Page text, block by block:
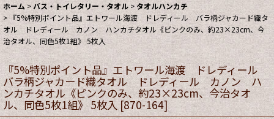
ホーム > バス・トイレタリー・タオル >タオルハンカチ
> 『5%特別ポイント品』エトワール海渡 ドレディール バラ柄ジャカード織タ
オル ドレディール カノン ハンカチタオル《ピンクのみ、約23×23cm、今
治タオル、同色5枚1組》 5枚入
『5%特別ポイント品』エトワール海渡 ドレディール
バラ柄ジャカード織タオル ドレディール カノン ハ
ンカチタオル《ピンクのみ、約23×23cm、今治タオ
ル、同色5枚1組》 5枚入 [870-164]